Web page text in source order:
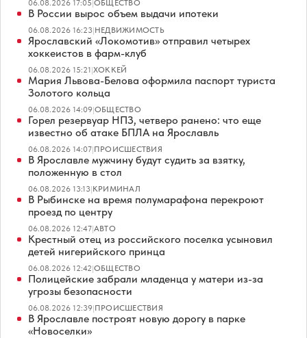
06.08.2026 17:05 ОБЩЕСТВО
В России вырос объем выдачи ипотеки
06.08.2026 16:23|НЕДВИЖИМОСТЬ
Ярославский «Локомотив» отправил четырех
хоккеистов в фарм-клуб
06.08.2026 15:21|ХОККЕЙ
Мария Львова-Белова оформила паспорт туриста
Золотого кольца
06.08.2026 14:09|ОБЩЕСТВО
Горел резервуар НПЗ, четверо ранено: что еще
известно об атаке БПЛА на Ярославль
06.08.2026 14:07|ПРОИСШЕСТВИЯ
В Ярославле мужчину будут судить за взятку,
положенную в стол
06.08.2026 13:13|КРИМИНАЛ
В Рыбинске на время полумарафона перекроют
проезд по центру
06.08.2026 12:47|АВТО
Крестный отец из российского поселка усыновил
детей нигерийского принца
06.08.2026 12:42|ОБЩЕСТВО
Полицейские забрали младенца у матери из-за
угрозы безопасности
06.08.2026 12:39|ПРОИСШЕСТВИЯ
В Ярославле построят новую дорогу в парке
«Новоселки»